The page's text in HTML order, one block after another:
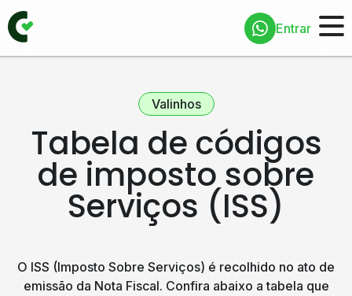
Entrar
Valinhos
Tabela de códigos
de imposto sobre
Serviços (ISS)
O ISS (Imposto Sobre Serviços) é recolhido no ato de
emissão da Nota Fiscal. Confira abaixo a tabela que